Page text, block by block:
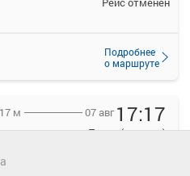
Подробнее
о маршруте
м 07 авг 17:17
Тыдор (поворот)